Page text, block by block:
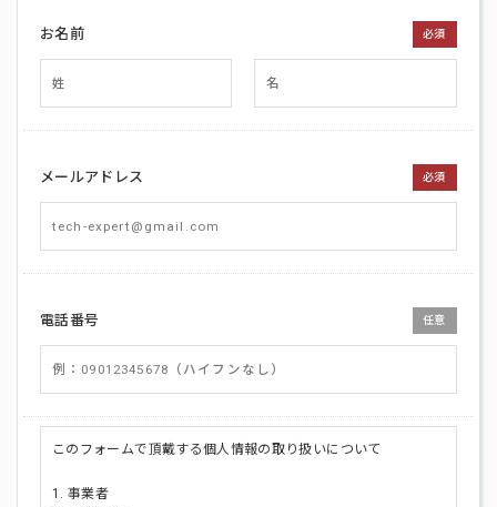
お名前 必須
メールアドレス 必須
電話番号 任意
このフォームで頂戴する個人情報の取り扱いについて
1. 事業者